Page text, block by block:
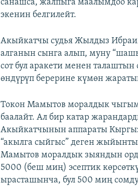
санашса, жалпыга маалымдоо
экенин белгилейт.
Акыйкатчы судья Жылдыз
алганын сынга алып, муну
сот бул аракети менен
өндүрүп берерине күмөн
Токон Мамытов моралдык
баалайт. Ал бир катар
Акыйкатчынын аппараты
“акылга сыйгыс” деген
Мамытов моралдык зыяндын
5000 (беш миң) эсептик
ырасташынча, бул 500 миң сомду